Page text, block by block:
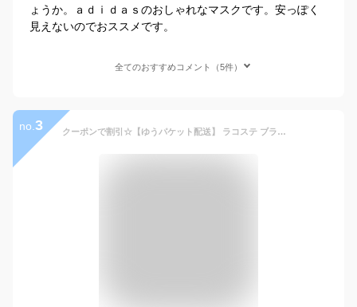
ょうか。ａｄｉｄａｓのおしゃれなマスクです。安っぽく
見えないのでおススメです。
全てのおすすめコメント（5件）
no. 3 クーポンで割引☆【ゆうパケット配送】 ラコステ ブランドマスク メンズ LACOSTE おしゃれ シンプル ワンポイント ウイルス対策 布マスク 無地 人気 ロゴ ピンク 水色 ブラック 黒 ホワイト 白 レッド ネイビー ブルー RF6002 FACE MASK sale